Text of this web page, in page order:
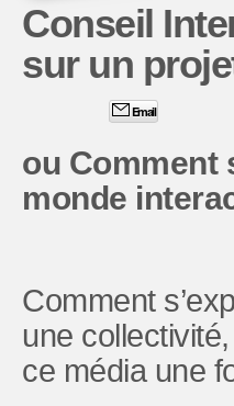
Conseil
sur un
Email
ou Comment
monde
Comment
une
ce média une